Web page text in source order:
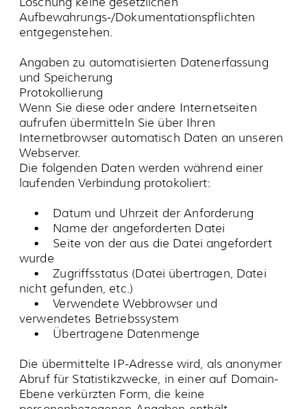
Nutzerverhaltens werden von uns nicht
eingesetzt.
In unserem Informationsangebot werden aktive
Komponenten, wie JavaScript, Java-Applets
oder Active-X-Controls, verwendet. Diese
Funktionen können in den Browser-Einstellungen
Ihres Internetbrowsers deaktiviert werden.
Einbindung eines fremden Dienstleisters bei der
Realisierung/ Betriebs einer Website
Erhebung von Daten
Wir sammeln keinerlei personenbezogene
Daten über die Besucher unserer Web-Site.
Aufgrund eines
Auftragsdatenverarbeitungsvertrags (ADV-
Ihrem Besuch, je nach verwendetem
Zugriffsprotokoll, folgende Daten:
• Datum und Uhrzeit der Anforderung,
• vom anfordernden Rechner gewünschte
Zugriffsmethode/Funktion,
• vom anfordernden Rechner übermittelte
Eingabewerte (Dateiname, ...),
• Zugriffsstatus des Web-Servers (Datei
übertragen, Datei nicht gefunden, Kommando
nicht ausgeführt, etc.),
• sowie Name der angeforderten Datei.
Rechners von dem die Anfrage abgeschickt
wurde. Der Service-Provider übergibt uns
lediglich aggregierte Information über die
Anzahl der Besucher bezogen auf den
Domänen-Namen.